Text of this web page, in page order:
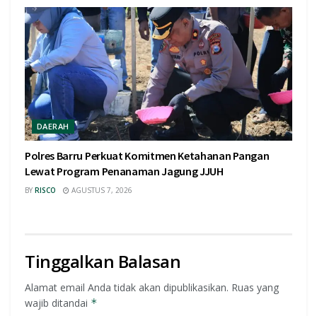
DAERAH
Polres Barru Perkuat Komitmen Ketahanan Pangan
Lewat Program Penanaman Jagung JJUH
BY RISCO AGUSTUS 7, 2026
Tinggalkan Balasan
Alamat email Anda tidak akan dipublikasikan. Ruas yang
wajib ditandai *